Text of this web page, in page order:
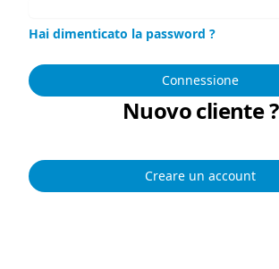
Hai dimenticato la password ?
Connessione
Nuovo cliente ?
Creare un account